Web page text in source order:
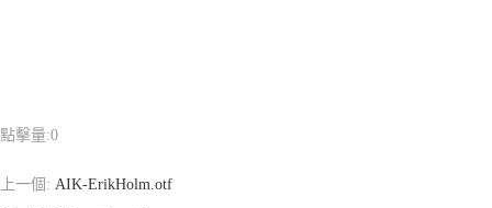
點擊量:0
上一個: AIK-ErikHolm.otf